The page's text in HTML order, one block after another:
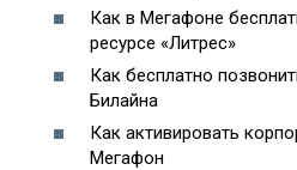
Как в Мегафоне
ресурсе «Литрес»
Как бесплатно
Билайна
Как активировать
Мегафон